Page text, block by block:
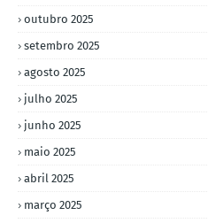
outubro 2025
setembro 2025
agosto 2025
julho 2025
junho 2025
maio 2025
abril 2025
março 2025